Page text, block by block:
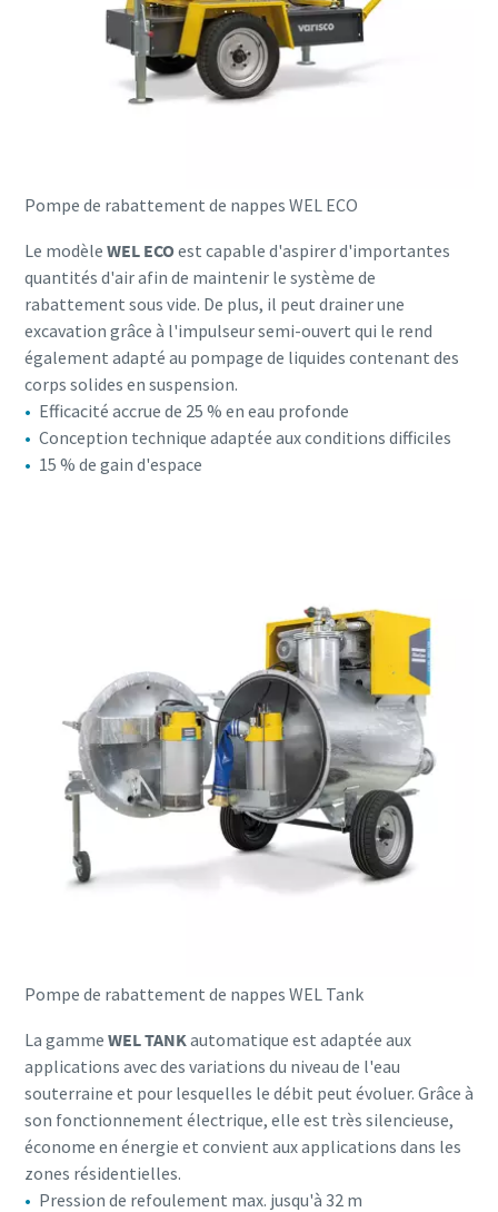
Pompe de rabattement de nappes WEL ECO
Le modèle WEL ECOest capable d'aspirer d'importantes
quantités d'air afin de maintenir le système de
rabattement sous vide. De plus, il peut drainer une
excavation grâce à l'impulseur semi-ouvert qui le rend
également adapté au pompage de liquides contenant des
corps solides en suspension.
Efficacité accrue de 25 % en eau profonde
Conception technique adaptée aux conditions difficiles
15 % de gain d'espace
Pompe de rabattement de nappes WEL Tank
La gamme WEL TANK automatique est adaptée aux
applications avec des variations du niveau de l'eau
souterraine et pour lesquelles le débit peut évoluer. Grâce à
son fonctionnement électrique, elle est très silencieuse,
économe en énergie et convient aux applications dans les
zones résidentielles.
Pression de refoulement max. jusqu'à 32 m